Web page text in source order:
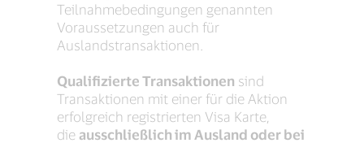
Teilnahmebedingungen genannten
Voraussetzungen auch für
Auslandstransaktionen.
Qualifizierte Transaktionen sind
Transaktionen mit einer für die Aktion
erfolgreich registrierten Visa Karte,
die ausschließlich im Ausland oder bei